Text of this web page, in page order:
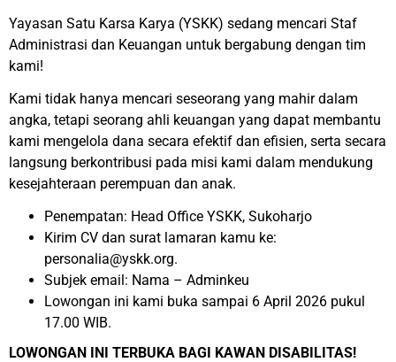
Yayasan Satu Karsa Karya (YSKK) sedang mencari Staf
Administrasi dan Keuangan untuk bergabung dengan tim
kami!
Kami tidak hanya mencari seseorang yang mahir dalam
angka, tetapi seorang ahli keuangan yang dapat membantu
kami mengelola dana secara efektif dan efisien, serta secara
langsung berkontribusi pada misi kami dalam mendukung
kesejahteraan perempuan dan anak.
Penempatan: Head Office YSKK, Sukoharjo
Kirim CV dan surat lamaran kamu ke:
personalia@yskk.org.
Subjek email: Nama – Adminkeu
Lowongan ini kami buka sampai 6 April 2026 pukul
17.00 WIB.
LOWONGAN INI TERBUKA BAGI KAWAN DISABILITAS!